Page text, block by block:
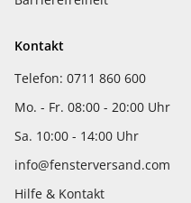
Kontakt
Telefon: 0711 860 600
Mo. - Fr. 08:00 - 20:00 Uhr
Sa. 10:00 - 14:00 Uhr
info@fensterversand.com
Hilfe & Kontakt